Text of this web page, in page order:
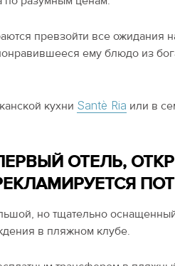
превзойти все
ему блюдо из
кухни Santè Ria или в
— ПЕРВЫЙ ОТЕЛЬ,
но тщательно
в пляжном клубе.